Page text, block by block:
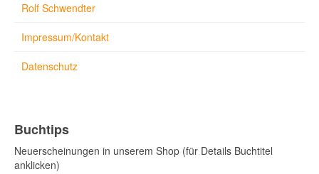
Rolf Schwendter
Impressum/Kontakt
Datenschutz
Buchtips
Neuerscheinungen in unserem Shop (für Details Buchtitel
anklicken)